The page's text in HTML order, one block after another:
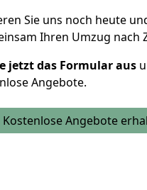
Sie uns noch heute
Ihren Umzug nach
jetzt das Formular aus
Angebote.
Kostenlose Angebote